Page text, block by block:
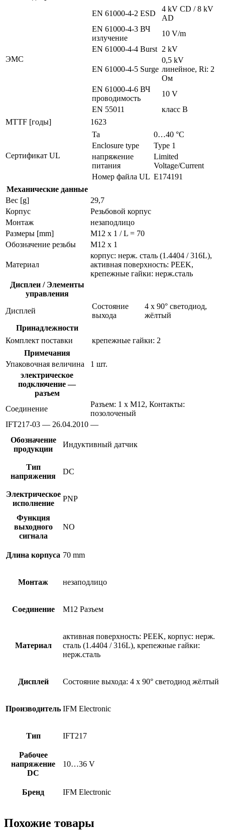
ЭMC
EN 61000-4-2 ESD
4 kV CD / 8 kV
AD
EN 61000-4-3 ВЧ
излучение
10 V/m
EN 61000-4-4 Burst 2 kV
EN 61000-4-5 Surge
0,5 kV
линейное, Ri: 2
Ом
EN 61000-4-6 ВЧ
проводимость
10 V
EN 55011
класс B
MTTF [годы]
1623
Сертификат UL
Ta
0…40 °C
Enclosure type
Type 1
напряжение
питания
Limited
Voltage/Current
Номер файла UL E174191
Механические данные
Вес [g]
29,7
Корпус
Резьбовой корпус
Монтаж
незаподлицо
Размеры [mm]
M12 x 1 / L = 70
Обозначение резьбы
M12 x 1
Материал
корпус: нерж. сталь (1.4404 / 316L),
активная поверхность: PEEK,
крепежные гайки: нерж.сталь
Дисплеи / Элементы
управления
Дисплей
Состояние
выхода
4 x 90° светодиод,
жёлтый
Принадлежности
Комплект поставки
крепежные гайки: 2
Примечания
Упаковочная величина
1 шт.
электрическое
подключение —
разъем
Соединение
Разъем: 1 x M12, Контакты:
позолоченый
IFT217-03 — 26.04.2010 —
Обозначение
продукции
Индуктивный датчик
Тип
напряжения
DC
Электрическое
исполнение
PNP
Функция
выходного
сигнала
NO
Длина корпуса 70 mm
Монтаж незаподлицо
Соединение M12 Разъем
Материал
активная поверхность: PEEK, корпус: нерж.
сталь (1.4404 / 316L), крепежные гайки:
нерж.сталь
Дисплей Состояние выхода: 4 x 90° светодиод жёлтый
Производитель IFM Electronic
Тип IFT217
Рабочее
напряжение
DC
10…36 V
Бренд IFM Electronic
Похожие товары